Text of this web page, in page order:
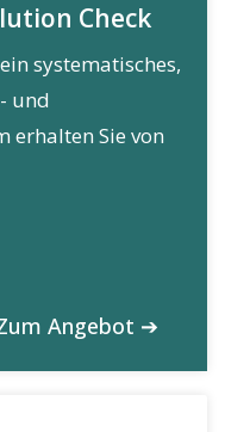
Check
systematisches,
und
erhalten Sie von
Angebot ➔